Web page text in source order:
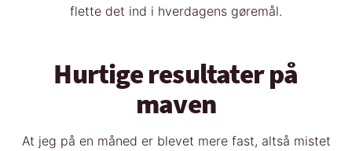
flette det ind i hverdagens gøremål.
Hurtige resultater på
maven
At jeg på en måned er blevet mere fast, altså mistet